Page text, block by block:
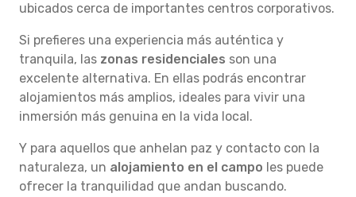
ubicados cerca de importantes centros corporativos.
Si prefieres una experiencia más auténtica y
tranquila, las zonas residenciales son una
excelente alternativa. En ellas podrás encontrar
alojamientos más amplios, ideales para vivir una
inmersión más genuina en la vida local.
Y para aquellos que anhelan paz y contacto con la
naturaleza, un alojamiento en el campo les puede
ofrecer la tranquilidad que andan buscando.